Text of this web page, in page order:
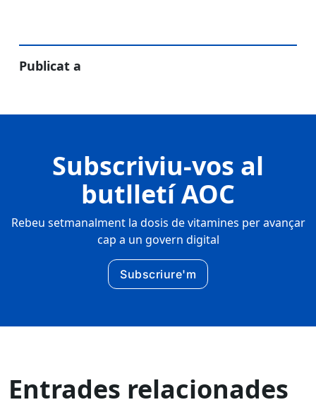
Publicat a
Subscriviu-vos al
butlletí AOC
Rebeu setmanalment la dosis de vitamines per avançar
cap a un govern digital
Subscriure'm
Entrades relacionades